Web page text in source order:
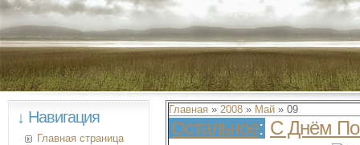
Главная » 2008 » Май » 09
Остальное: С Днём
↓ Навигация
Главная страница